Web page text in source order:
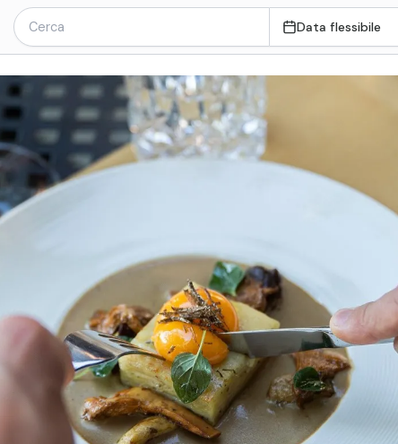
Data flessibile